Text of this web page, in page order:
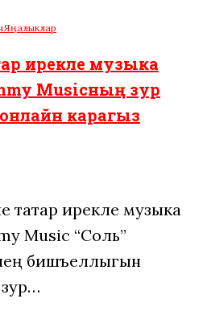
Яңалыклар
ирекле музыка
Musicның зур
карагыз
татар ирекле музыка
Music “Соль”
бишъеллыгын